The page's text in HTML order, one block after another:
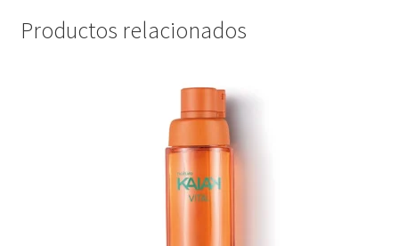
Productos relacionados